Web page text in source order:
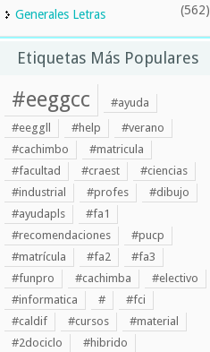
Generales Letras (562)
Etiquetas Más Populares
#eeggcc
#ayuda
#eeggll
#help
#verano
#cachimbo
#matricula
#facultad
#craest
#ciencias
#industrial
#profes
#dibujo
#ayudapls
#fa1
#recomendaciones
#pucp
#matrícula
#fa2
#fa3
#funpro
#cachimba
#electivo
#informatica
#
#fci
#caldif
#cursos
#material
#2dociclo
#hibrido